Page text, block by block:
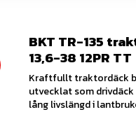
BKT TR-135
13,6-38 12PR TT
Kraftfullt traktordäck
utvecklat som
lång livslängd i